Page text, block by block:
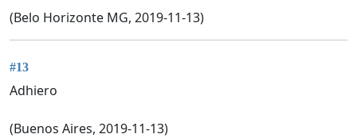
(Belo Horizonte MG, 2019-11-13)
#13
Adhiero
(Buenos Aires, 2019-11-13)